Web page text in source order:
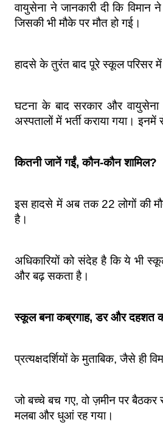
वायुसेना ने जानकारी दी कि
जिसकी भी मौके पर मौत हो गई।
हादसे के तुरंत बाद पूरे स्कूल परिसर
घटना के बाद सरकार और
अस्पतालों में भर्ती कराया गया।
कितनी जानें गईं, कौन-कौन शामिल?
इस हादसे में अब तक 22 लोगों की
है।
अधिकारियों को संदेह है कि ये भी
और बढ़ सकता है।
स्कूल बना कब्रगाह, डर और दहशत
प्रत्यक्षदर्शियों के मुताबिक, जैसे
जो बच्चे बच गए, वो ज़मीन पर
मलबा और धुआं रह गया।